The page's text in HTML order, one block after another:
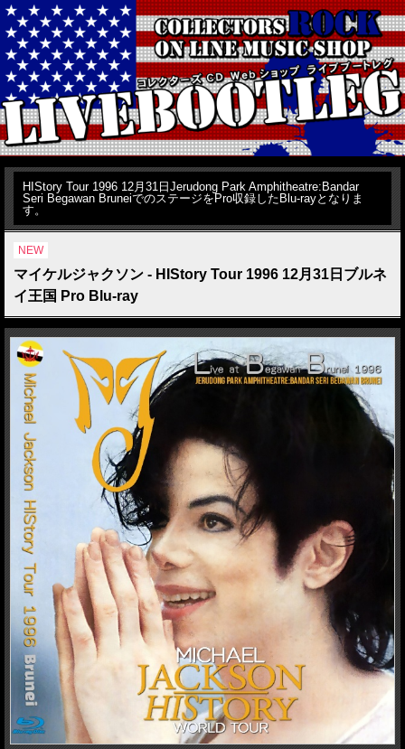
HIStory Tour 1996 12月31日Jerudong Park Amphitheatre:Bandar
Seri Begawan BruneiでのステージをPro収録したBlu-rayとなりま
す。
NEW
マイケルジャクソン - HIStory Tour 1996 12月31日ブルネ
イ王国 Pro Blu-ray